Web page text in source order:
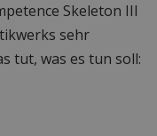
Skeleton III
sehr
tut, was es tun soll: